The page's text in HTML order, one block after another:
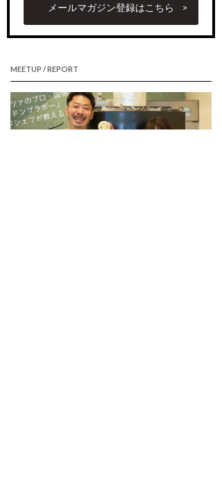
メールマガジン登録はこちら
MEETUP / REPORT